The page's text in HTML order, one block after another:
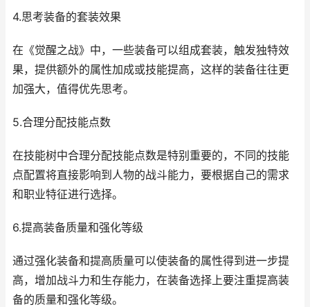
4.思考装备的套装效果
在《觉醒之战》中，一些装备可以组成套装，触发独特效
果，提供额外的属性加成或技能提高，这样的装备往往更
加强大，值得优先思考。
5.合理分配技能点数
在技能树中合理分配技能点数是特别重要的，不同的技能
点配置将直接影响到人物的战斗能力，要根据自己的需求
和职业特征进行选择。
6.提高装备质量和强化等级
通过强化装备和提高质量可以使装备的属性得到进一步提
高，增加战斗力和生存能力，在装备选择上要注重提高装
备的质量和强化等级。